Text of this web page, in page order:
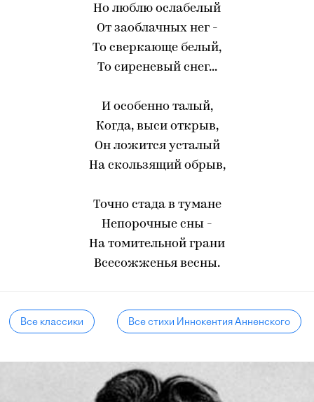
Но люблю ослабелый
От заоблачных нег -
То сверкающе белый,
То сиреневый снег...
И особенно талый,
Когда, выси открыв,
Он ложится усталый
На скользящий обрыв,
Точно стада в тумане
Непорочные сны -
На томительной грани
Всесожженья весны.
Все классики Все стихи Иннокентия Анненского